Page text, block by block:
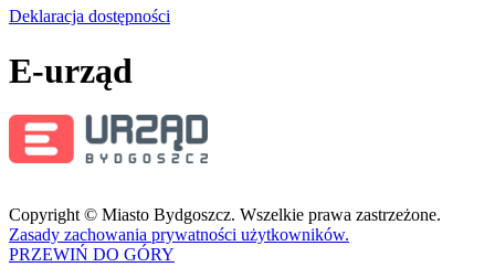
Deklaracja dostępności
E-urząd
Copyright © Miasto Bydgoszcz. Wszelkie prawa zastrzeżone.
Zasady zachowania prywatności użytkowników.
PRZEWIŃ DO GÓRY